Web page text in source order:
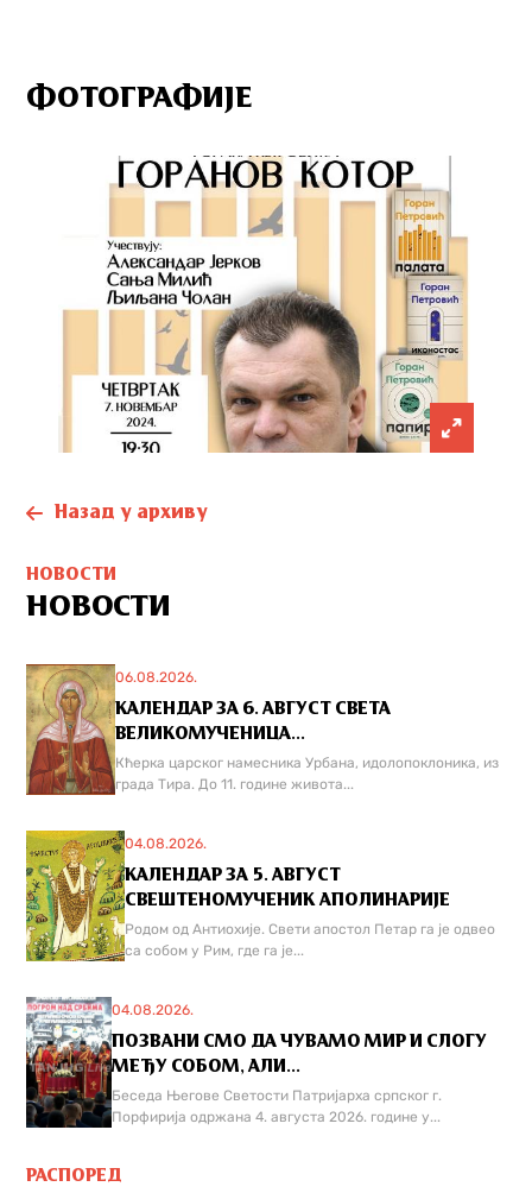
ФОТОГРАФИЈЕ
Назад у архиву
НОВОСТИ
НОВОСТИ
06.08.2026.
КАЛЕНДАР ЗА 6. АВГУСТ СВЕТА
ВЕЛИКОМУЧЕНИЦА...
Кћерка царског намесника Урбана, идолопоклоника, из
града Тира. До 11. године живота...
04.08.2026.
КАЛЕНДАР ЗА 5. АВГУСТ
СВЕШТЕНОМУЧЕНИК АПОЛИНАРИЈЕ
Родом од Антиохије. Свети апостол Петар га је одвео
са собом у Рим, где га је...
04.08.2026.
ПОЗВАНИ СМО ДА ЧУВАМО МИР И СЛОГУ
МЕЂУ СОБОМ, АЛИ...
Беседа Његове Светости Патријарха српског г.
Порфирија одржана 4. августа 2026. године у...
РАСПОРЕД